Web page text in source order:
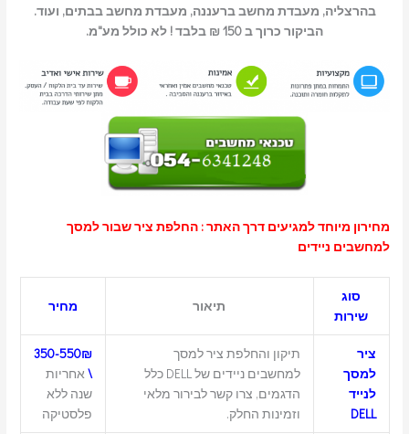
בהרצליה, מעבדת מחשב ברעננה, מעבדת מחשב בבתים, ועוד.
הביקור כרוך ב 150 ₪ בלבד ! לא כולל מע"מ.
מחירון מיוחד למגיעים דרך האתר : החלפת ציר שבור למסך
למחשבים ניידים
סוג
שירות
תיאור מחיר
ציר
למסך
לנייד
DELL
תיקון והחלפת ציר למסך
למחשבים ניידים של DELL כלל
הדגמים, צרו קשר לבירור מלאי
וזמינות החלק.
350-550₪
אחריות
שנה ללא
פלסטיקה